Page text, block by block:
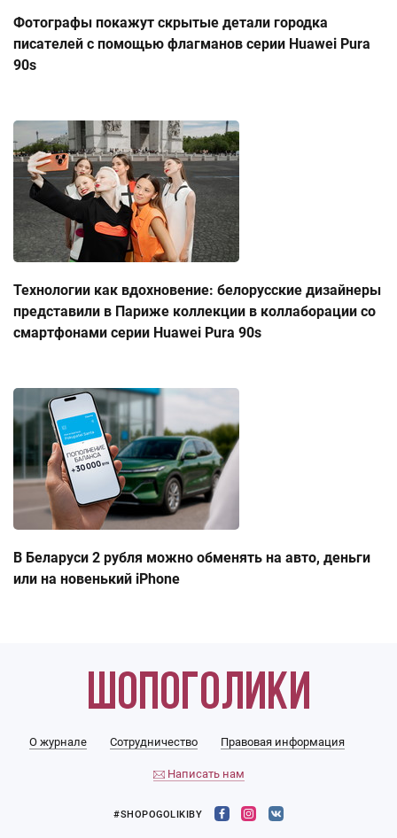
Фотографы покажут скрытые детали городка
писателей с помощью флагманов серии Huawei Pura
90s
Технологии как вдохновение: белорусские дизайнеры
представили в Париже коллекции в коллаборации со
смартфонами серии Huawei Pura 90s
В Беларуси 2 рубля можно обменять на авто, деньги
или на новенький iPhone
О журнале Сотрудничество Правовая информация
Написать нам
#SHOPOGOLIKIBY